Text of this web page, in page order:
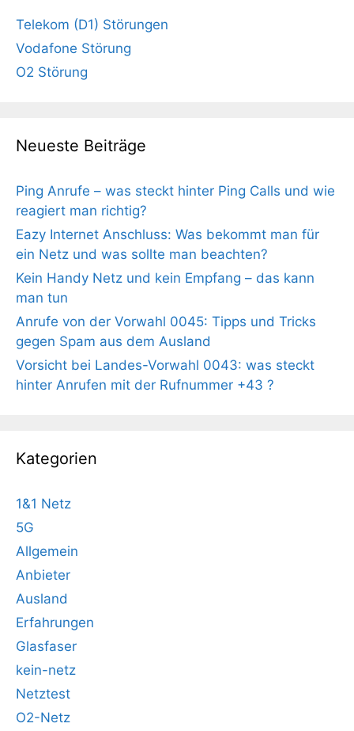
Telekom (D1) Störungen
Vodafone Störung
O2 Störung
Neueste Beiträge
Ping Anrufe – was steckt hinter Ping Calls und wie
reagiert man richtig?
Eazy Internet Anschluss: Was bekommt man für
ein Netz und was sollte man beachten?
Kein Handy Netz und kein Empfang – das kann
man tun
Anrufe von der Vorwahl 0045: Tipps und Tricks
gegen Spam aus dem Ausland
Vorsicht bei Landes-Vorwahl 0043: was steckt
hinter Anrufen mit der Rufnummer +43 ?
Kategorien
1&1 Netz
5G
Allgemein
Anbieter
Ausland
Erfahrungen
Glasfaser
kein-netz
Netztest
O2-Netz